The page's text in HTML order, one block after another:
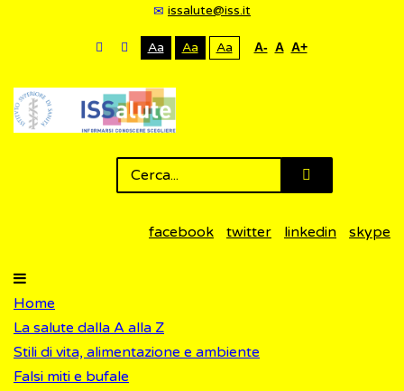
issalute@iss.it
Aa Aa Aa A- A A+
facebook twitter linkedin skype
Home
La salute dalla A alla Z
Stili di vita, alimentazione e ambiente
Falsi miti e bufale